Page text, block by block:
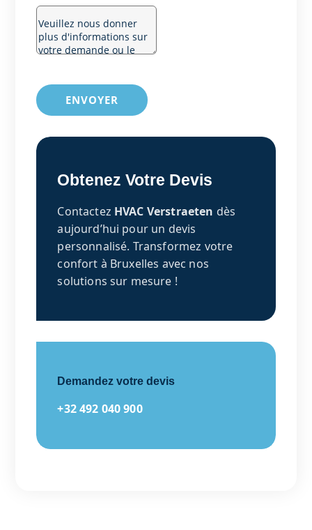
ENVOYER
Obtenez Votre Devis
Contactez HVAC Verstraeten dès
aujourd’hui pour un devis
personnalisé. Transformez votre
confort à Bruxelles avec nos
solutions sur mesure !
Demandez votre devis
+32 492 040 900